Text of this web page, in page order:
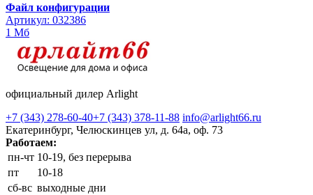
Файл конфигурации
Артикул: 032386
1 Мб
официальный дилер Arlight
+7 (343) 278-60-40+7 (343) 378-11-88 info@arlight66.ru
Екатеринбург, Челюскинцев ул, д. 64а, оф. 73
Работаем:
пн-чт 10-19, без перерыва
пт
10-18
сб-вс выходные дни